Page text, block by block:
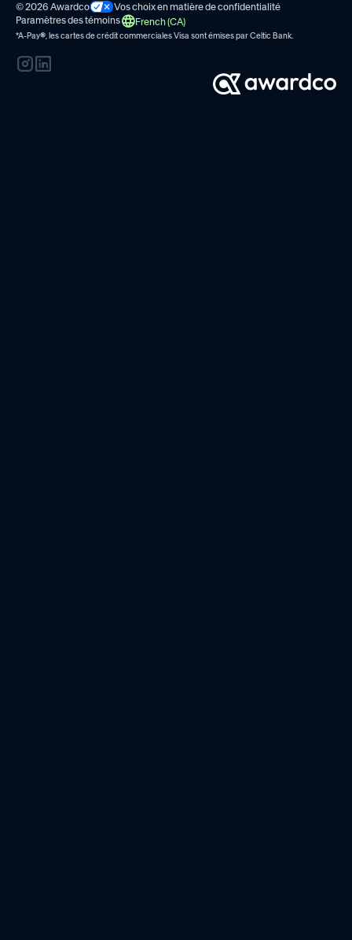
© 2026 Awardco
Vos choix en matière de confidentialité
Paramètres des témoins
French (CA)
*A-Pay®, les cartes de crédit commerciales Visa sont émises parCeltic Bank.